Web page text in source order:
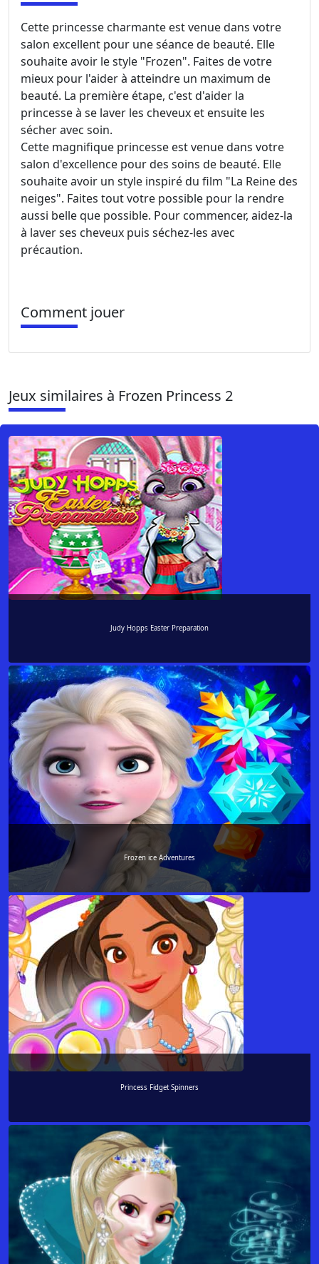
Cette princesse charmante est venue dans votre
salon excellent pour une séance de beauté. Elle
souhaite avoir le style "Frozen". Faites de votre
mieux pour l'aider à atteindre un maximum de
beauté. La première étape, c'est d'aider la
princesse à se laver les cheveux et ensuite les
sécher avec soin.
Cette magnifique princesse est venue dans votre
salon d'excellence pour des soins de beauté. Elle
souhaite avoir un style inspiré du film "La Reine des
neiges". Faites tout votre possible pour la rendre
aussi belle que possible. Pour commencer, aidez-la
à laver ses cheveux puis séchez-les avec
précaution.
Comment jouer
Jeux similaires à Frozen Princess 2
Judy Hopps Easter Preparation
Frozen ice Adventures
Princess Fidget Spinners